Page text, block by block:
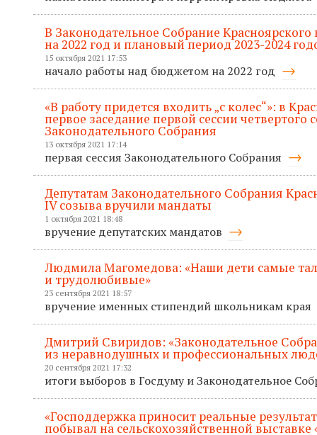
В Законодательное Собрание
на 2022 год и плановый период 2023-2024
15 октября 2021 17:53
начало работы над бюджетом на 2022 год
«В работу придется входить „с колес“»: в
первое заседание первой сессии четвертого
Законодательного Собрания
13 октября 2021 17:14
первая сессия Законодательного Собрания
Депутатам Законодательного Собрания
IV созыва вручили мандаты
1 октября 2021 18:48
вручение депутатских мандатов
Людмила Магомедова: «Наши дети самые
и трудолюбивые»
23 сентября 2021 18:57
вручение именных стипендий школьникам края
Дмитрий Свиридов: «Законодательное
из неравнодушных и профессиональных
20 сентября 2021 17:32
итоги выборов в Госдуму и Законодательное
«Господдержка приносит реальные
побывал на сельскохозяйственной выставке